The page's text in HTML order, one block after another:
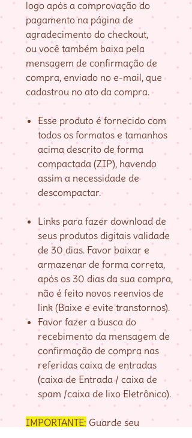
logo após a comprovação do
pagamento na página de
agradecimento do checkout,
ou você também baixa pela
mensagem de confirmação de
compra, enviado no e-mail, que
cadastrou no ato da compra.
Esse produto é fornecido com
todos os formatos e tamanhos
acima descrito de forma
compactada (ZIP), havendo
assim a necessidade de
descompactar.
Links para fazer download de
seus produtos digitais validade
de 30 dias. Favor baixar e
armazenar de forma correta,
após os 30 dias da sua compra,
não é feito novos reenvios de
link (Baixe e evite transtornos).
Favor fazer a busca do
recebimento da mensagem de
confirmação de compra nas
referidas caixa de entradas
(caixa de Entrada / caixa de
spam /caixa de lixo Eletrônico).
IMPORTANTE: Guarde seu